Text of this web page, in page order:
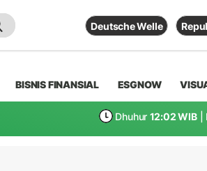
Deutsche Welle
BISNIS FINANSIAL ESGNOW
Dhuhur 12:02 WIB